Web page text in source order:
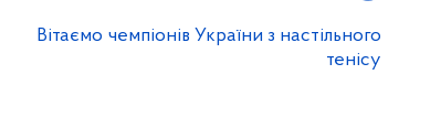
Вітаємо чемпіонів України з настільного
тенісу